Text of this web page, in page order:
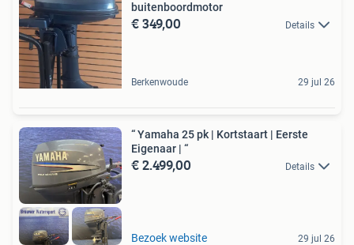
buitenboordmotor
€ 349,00 Details
Berkenwoude 29 jul 26
“ Yamaha 25 pk | Kortstaart | Eerste
Eigenaar | “
€ 2.499,00 Details
Bezoek website 29 jul 26